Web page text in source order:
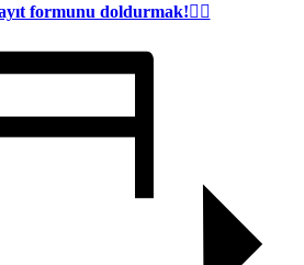
formunu doldurmak!👈🏻